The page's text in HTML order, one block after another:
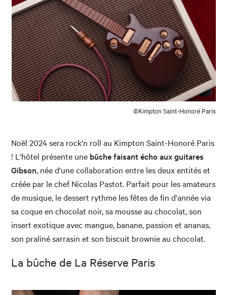
©Kimpton Saint-Honoré Paris
Noël 2024 sera rock’n roll au Kimpton Saint-Honoré Paris
! L'hôtel présente une bûche faisant écho aux guitares
Gibson, née d'une collaboration entre les deux entités et
créée par le chef Nicolas Pastot. Parfait pour les amateurs
de musique, le dessert rythme les fêtes de fin d'année via
sa coque en chocolat noir, sa mousse au chocolat, son
insert exotique avec mangue, banane, passion et ananas,
son praliné sarrasin et son biscuit brownie au chocolat.
La bûche de La Réserve Paris